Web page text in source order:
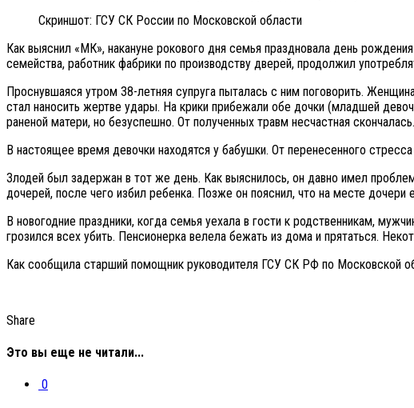
Скриншот: ГСУ СК России по Московской области
Как выяснил «МК», накануне рокового дня семья праздновала день
семейства, работник фабрики по производству дверей, продолжил
Проснувшаяся утром 38-летняя супруга пыталась с ним поговорить.
стал наносить жертве удары. На крики прибежали обе дочки (младшей
раненой матери, но безуспешно. От полученных травм несчастная скончалась.
В настоящее время девочки находятся у бабушки. От перенесенного
Злодей был задержан в тот же день. Как выяснилось, он давно имел
дочерей, после чего избил ребенка. Позже он пояснил, что на месте
В новогодние праздники, когда семья уехала в гости к родственникам,
грозился всех убить. Пенсионерка велела бежать из дома и прятаться.
Как сообщила старший помощник руководителя ГСУ СК РФ по Московской
Share
Это вы еще не читали...
0